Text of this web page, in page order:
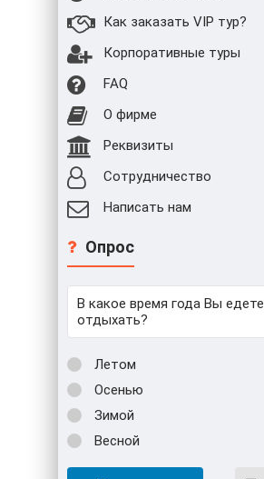
Как заказать VIP тур?
Корпоративные туры
FAQ
О фирме
Реквизиты
Сотрудничество
Написать нам
Опрос
В какое время года Вы едете
отдыхать?
Летом
Осенью
Зимой
Весной